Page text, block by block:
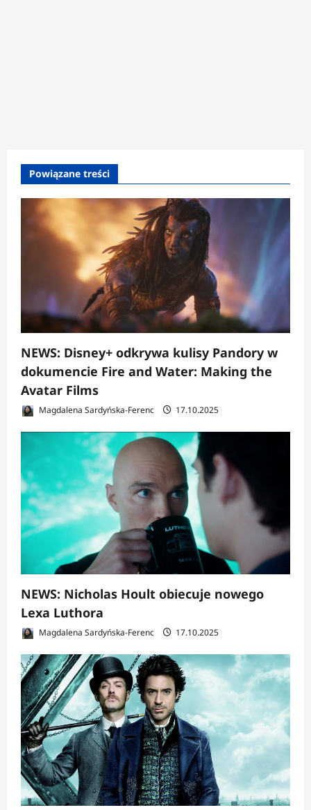
Powiązane treści
NEWS: Disney+ odkrywa kulisy Pandory w
dokumencie Fire and Water: Making the
Avatar Films
Magdalena Sardyńska-Ferenc 17.10.2025
NEWS: Nicholas Hoult obiecuje nowego
Lexa Luthora
Magdalena Sardyńska-Ferenc 17.10.2025